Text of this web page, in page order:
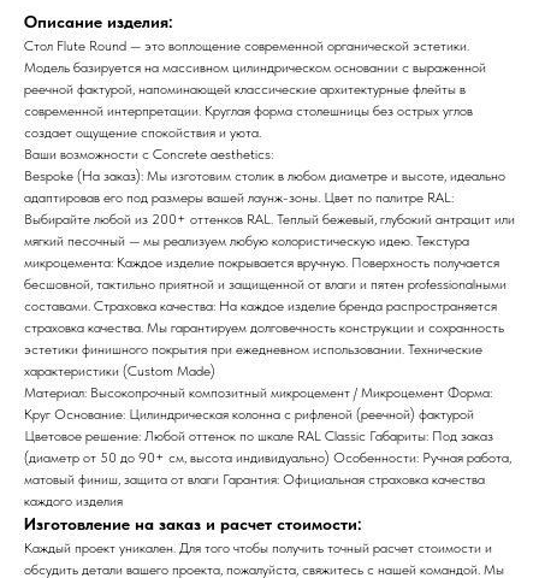
Описание изделия:
Стол Flute Round — это воплощение современной органической эстетики.
Модель базируется на массивном цилиндрическом основании с выраженной
реечной фактурой, напоминающей классические архитектурные флейты в
современной интерпретации. Круглая форма столешницы без острых углов
создает ощущение спокойствия и уюта.
Ваши возможности с Concrete aesthetics:
Bespoke (На заказ): Мы изготовим столик в любом диаметре и высоте, идеально
адаптировав его под размеры вашей лаунж-зоны. Цвет по палитре RAL:
Выбирайте любой из 200+ оттенков RAL. Теплый бежевый, глубокий антрацит или
мягкий песочный — мы реализуем любую колористическую идею. Текстура
микроцемента: Каждое изделие покрывается вручную. Поверхность получается
бесшовной, тактильно приятной и защищенной от влаги и пятен professionalными
составами. Страховка качества: На каждое изделие бренда распространяется
страховка качества. Мы гарантируем долговечность конструкции и сохранность
эстетики финишного покрытия при ежедневном использовании. Технические
характеристики (Custom Made)
Материал: Высокопрочный композитный микроцемент / Микроцемент Форма:
Круг Основание: Цилиндрическая колонна с рифленой (реечной) фактурой
Цветовое решение: Любой оттенок по шкале RAL Classic Габариты: Под заказ
(диаметр от 50 до 90+ см, высота индивидуально) Особенности: Ручная работа,
матовый финиш, защита от влаги Гарантия: Официальная страховка качества
каждого изделия
Изготовление на заказ и расчет стоимости:
Каждый проект уникален. Для того чтобы получить точный расчет стоимости и
обсудить детали вашего проекта, пожалуйста, свяжитесь с нашей командой. Мы